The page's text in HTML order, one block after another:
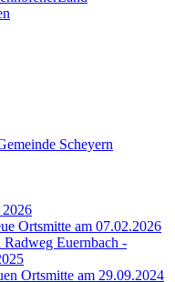
Scheyern
Ortsmitte am 07.02.2026
Euernbach -
Ortsmitte am 29.09.2024